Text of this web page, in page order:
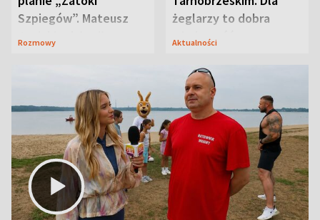
Szpiegów”. Mateusz
Janicki odsłonił
Rozmowy
żeglarzy to dobra
wiadomość
Aktualności